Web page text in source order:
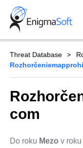
Skip
content
Threat Database
com
Do roku Mezo v roku